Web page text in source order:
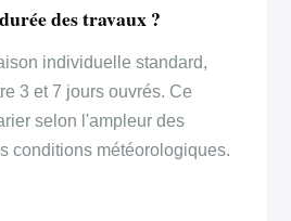
des travaux ?
individuelle standard,
3 et 7 jours ouvrés. Ce
selon l'ampleur des
conditions météorologiques.